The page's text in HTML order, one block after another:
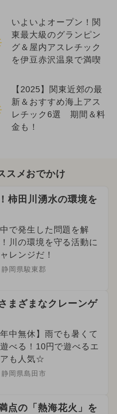
いよいよオープン！関
東最大級のグランピン
グ＆屋内アスレチック
を伊豆赤沢温泉で満喫
【2025】関東近郊の最
新＆おすすめ海上アス
レチック6選 期間＆料
金も！
スメおでかけ
柿田川湧水の環境を
で発生した問題を解
川の環境を守る活動に
レンジだ！
静岡県駿東郡
まざまなクレーンゲ
年中無休】雨でも暑くて
べる！10円で遊べるエ
アも人気☆
静岡県島田市
点の「熱海花火」を